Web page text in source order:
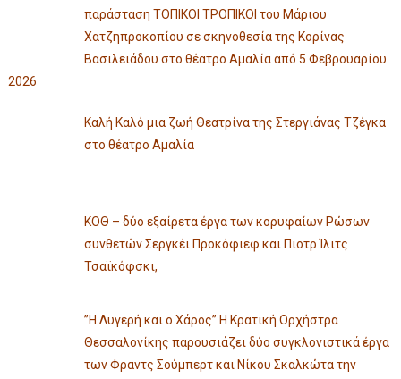
παράσταση ΤΟΠΙΚΟΙ ΤΡΟΠΙΚΟΙ του Μάριου
Χατζηπροκοπίου σε σκηνοθεσία της Κορίνας
Βασιλειάδου στο θέατρο Αμαλία από 5 Φεβρουαρίου
2026
Καλή Καλό μια ζωή Θεατρίνα της Στεργιάνας Τζέγκα
στο θέατρο Αμαλία
ΚΟΘ – δύο εξαίρετα έργα των κορυφαίων Ρώσων
συνθετών Σεργκέι Προκόφιεφ και Πιοτρ Ίλιτς
Τσαϊκόφσκι,
”Η Λυγερή και ο Χάρος” Η Κρατική Ορχήστρα
Θεσσαλονίκης παρουσιάζει δύο συγκλονιστικά έργα
των Φραντς Σούμπερτ και Νίκου Σκαλκώτα την